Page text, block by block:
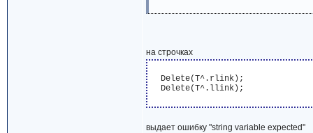
на строчках
  Delete(T^.rlink);
  Delete(T^.llink);
выдает ошибку "string variable expected"